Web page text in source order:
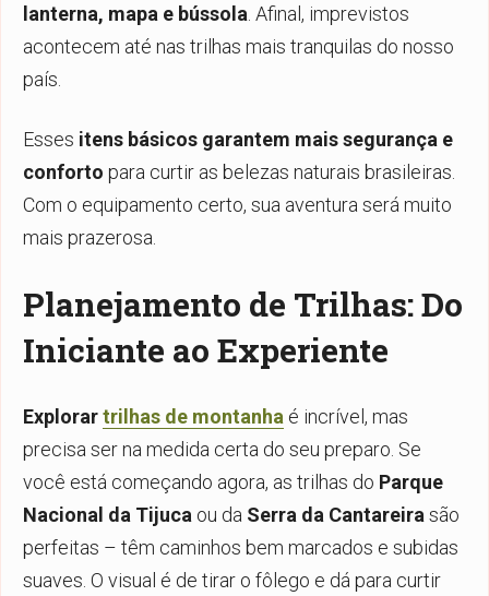
lanterna, mapa e bússola . Afinal, imprevistos
acontecem até nas trilhas mais tranquilas do nosso
país.
Esses itens básicos garantem mais segurança e
conforto para curtir as belezas naturais brasileiras.
Com o equipamento certo, sua aventura será muito
mais prazerosa.
Planejamento de Trilhas: Do
Iniciante ao Experiente
Explorartrilhas de montanha é incrível, mas
precisa ser na medida certa do seu preparo. Se
você está começando agora, as trilhas do Parque
Nacional da Tijuca ou da Serra da Cantareira são
perfeitas – têm caminhos bem marcados e subidas
suaves. O visual é de tirar o fôlego e dá para curtir